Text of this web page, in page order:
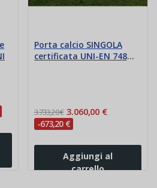
Porta calcio SINGOLA
certificata UNI-EN 748
3.733,20 € 3.060,00 €
-673,20 €
Aggiungi al
carrello